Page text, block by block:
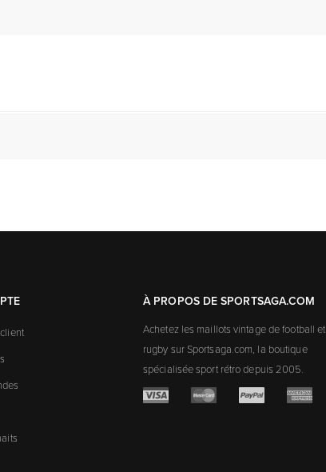
À PROPOS DE SPORTSAGA.COM
Achetez les maillots vintage de football et
rugby sur Sportsaga.com, la boutique
spécialisée sport rétro depuis 2005.